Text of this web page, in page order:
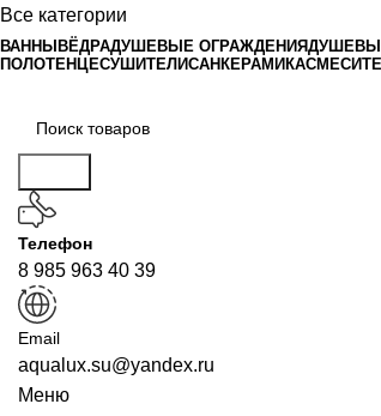
Все категории
ВАННЫ ВЁДРАДУШЕВЫЕ ОГРАЖДЕНИЯ
ПОЛОТЕНЦЕСУШИТЕЛИСАНКЕРАМИКА
Телефон
8 985 963 40 39
Email
aqualux.su@yandex.ru
Меню